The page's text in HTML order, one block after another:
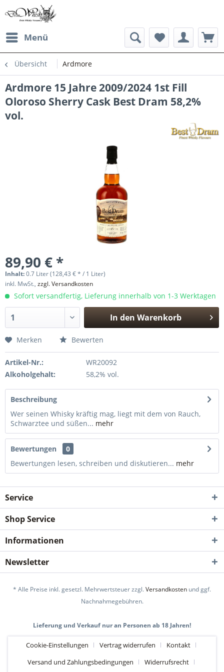
Menü
Übersicht Ardmore
Ardmore 15 Jahre 2009/2024 1st Fill
Oloroso Sherry Cask Best Dram 58,2%
vol.
89,90 € *
Inhalt:0.7 Liter (128,43 € * / 1 Liter)
inkl. MwSt., zzgl. Versandkosten
Sofort versandfertig, Lieferung innerhalb von 1-3 Werktagen
In den Warenkorb
Merken Bewerten
Artikel-Nr.:
WR20092
Alkoholgehalt:
58,2% vol.
Beschreibung
Wer seinen Whisky kräftig mag, liegt mit dem von Rauch,
Schwarztee und süßen... mehr
Bewertungen
0
Bewertungen lesen, schreiben und diskutieren... mehr
Service
Shop Service
Informationen
Newsletter
* Alle Preise inkl. gesetzl. Mehrwertsteuer zzgl.Versandkosten und ggf.
Nachnahmegebühren.
Lieferung und Verkauf nur an Personen ab 18 Jahren!
Cookie-Einstellungen Vertrag widerrufen
Kontakt
Versand und Zahlungsbedingungen
Widerrufsrecht